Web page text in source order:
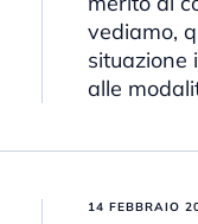
vediamo,
situazione
alle
14 FEBBRAIO